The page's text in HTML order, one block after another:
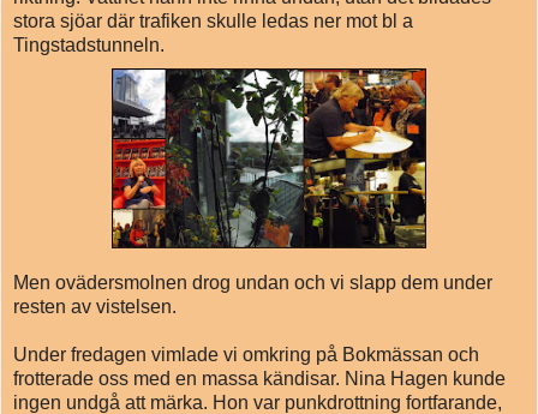
stora sjöar där trafiken skulle ledas ner mot bl a
Tingstadstunneln.
Men ovädersmolnen drog undan och vi slapp dem under
resten av vistelsen.
Under fredagen vimlade vi omkring på Bokmässan och
frotterade oss med en massa kändisar. Nina Hagen kunde
ingen undgå att märka. Hon var punkdrottning fortfarande,